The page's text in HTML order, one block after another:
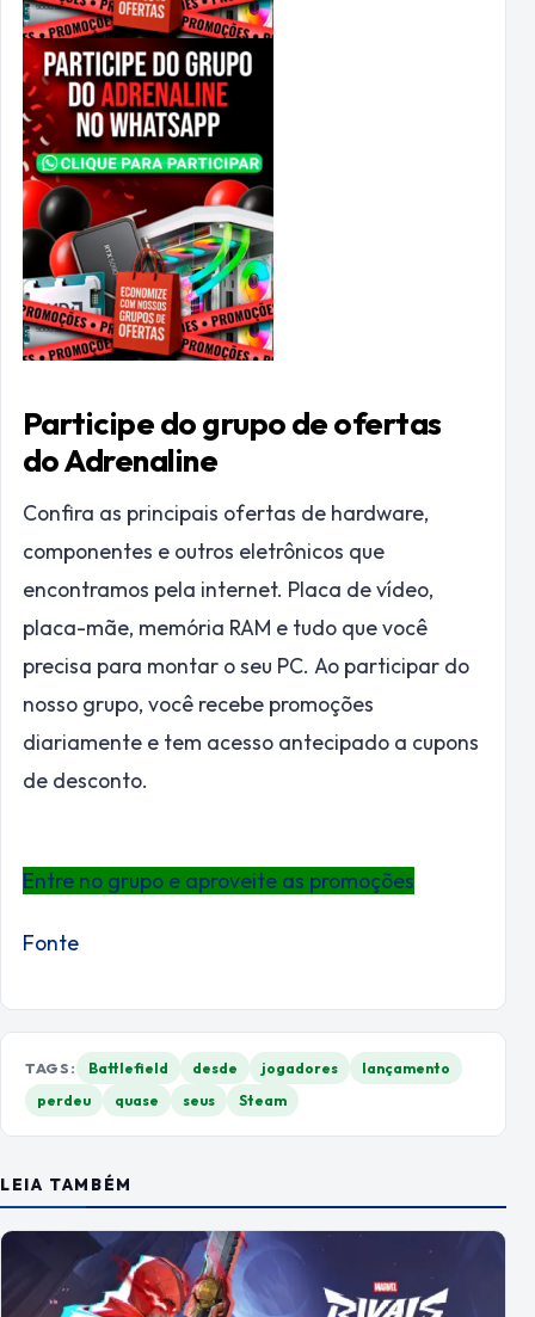
Participe do grupo de ofertas
do Adrenaline
Confira as principais ofertas de hardware,
componentes e outros eletrônicos que
encontramos pela internet. Placa de vídeo,
placa-mãe, memória RAM e tudo que você
precisa para montar o seu PC. Ao participar do
nosso grupo, você recebe promoções
diariamente e tem acesso antecipado a cupons
de desconto.
Entre no grupo e aproveite as promoções
Fonte
TAGS: Battlefield desde jogadores
lançamento
perdeu
quase seus Steam
LEIA TAMBÉM